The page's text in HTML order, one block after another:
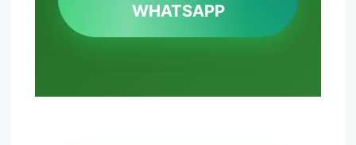
WHATSAPP